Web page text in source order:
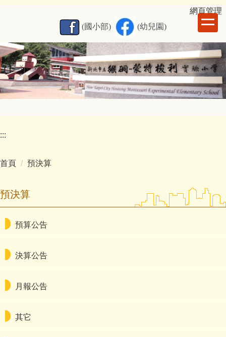
要
內
容
區
網頁管理
(國小部)
(幼兒園)
:::
首頁 預決算
預決算
預算公告
決算公告
月報公告
其它